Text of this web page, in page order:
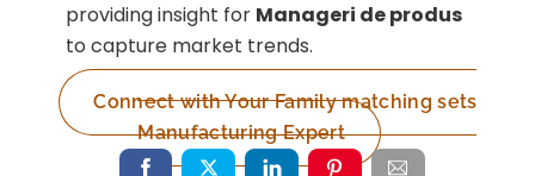
providing insight for Manageri de produs
to capture market trends.
Connect with Your Family matching sets
Manufacturing Expert